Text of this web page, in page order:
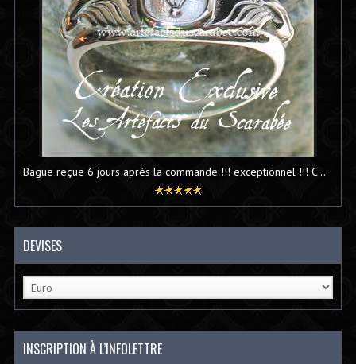
Bague reçue 6 jours après la commande !!! exceptionnel !!! C ..
DEVISES
INSCRIPTION À L’INFOLETTRE